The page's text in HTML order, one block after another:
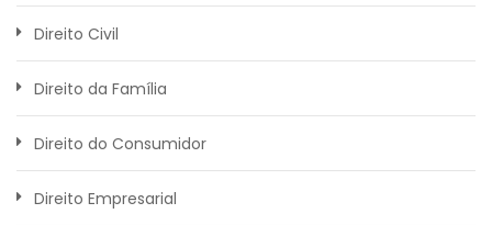
Direito Civil
Direito da Família
Direito do Consumidor
Direito Empresarial